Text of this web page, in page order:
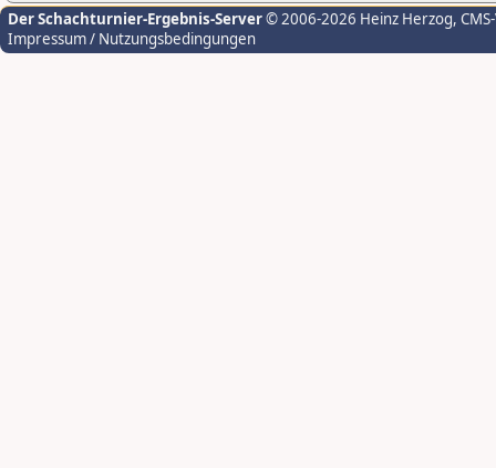
Der Schachturnier-Ergebnis-Server© 2006-2026 Heinz Herzog,
Impressum / Nutzungsbedingungen